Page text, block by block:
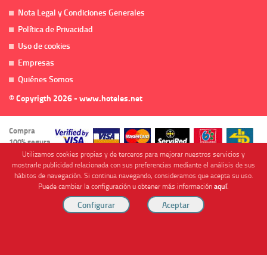
Nota Legal y Condiciones Generales
Política de Privacidad
Uso de cookies
Empresas
Quiénes Somos
© Copyrigth 2026 - www.hoteles.net
Compra
100% segura
Cofinanciado por
Utilizamos cookies propias y de terceros para mejorar nuestros servicios y
mostrarle publicidad relacionada con sus preferencias mediante el análisis de sus
hábitos de navegación. Si continua navegando, consideramos que acepta su uso.
Puede cambiar la configuración u obtener más informaciónaquí.